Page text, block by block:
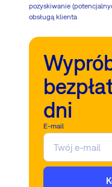
pozyskiwanie
obsługą klienta
dni
E-mail